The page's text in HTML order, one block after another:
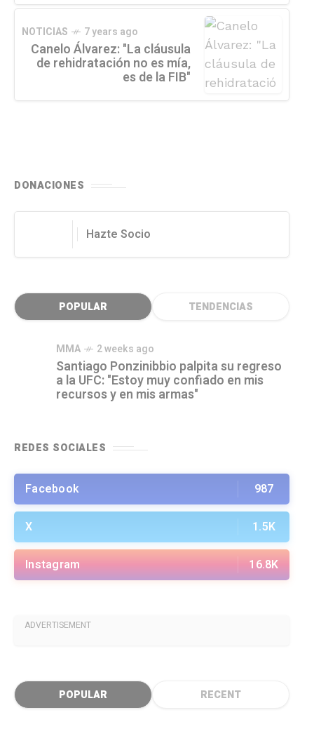
NOTICIAS 7 years ago
Canelo Álvarez: "La cláusula
de rehidratación no es mía,
es de la FIB"
DONACIONES
Hazte Socio
POPULAR TENDENCIAS
MMA 2 weeks ago
Santiago Ponzinibbio palpita su regreso
a la UFC: "Estoy muy confiado en mis
recursos y en mis armas"
REDES SOCIALES
Facebook 987
X 1.5K
Instagram 16.8K
ADVERTISEMENT
POPULAR RECENT